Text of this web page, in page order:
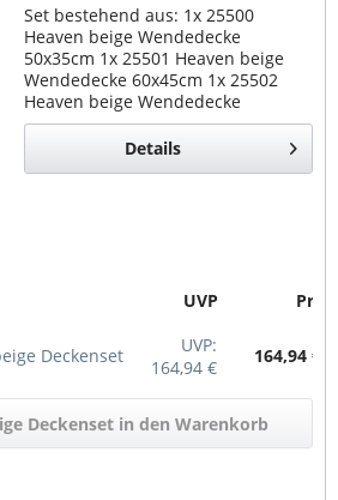
Set bestehend aus: 1x 25500
Heaven beige Wendedecke
50x35cm 1x 25501 Heaven beige
Wendedecke 60x45cm 1x 25502
Heaven beige Wendedecke
75x55cm 1x 25503 Heaven beige
Wendedecke 90x65cm 1x 25504
Details
UVP Preis
Deckenset
UVP:
164,94 €
164,94 € *
Deckenset in den Warenkorb